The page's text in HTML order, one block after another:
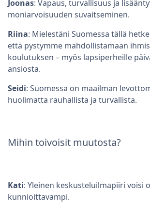
Joonas: Vapaus, turvallisuus ja
moniarvoisuuden suvaitseminen.
Riina: Mielestäni Suomessa tällä
että pystymme mahdollistamaan
koulutuksen – myös lapsiperheille
ansiosta.
Seidi: Suomessa on maailman
huolimatta rauhallista ja turvallista.
Mihin toivoisit muutosta?
Kati: Yleinen keskusteluilmapiiri voisi
kunnioittavampi.